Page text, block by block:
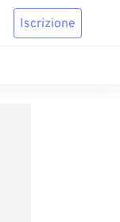
Iscrizione